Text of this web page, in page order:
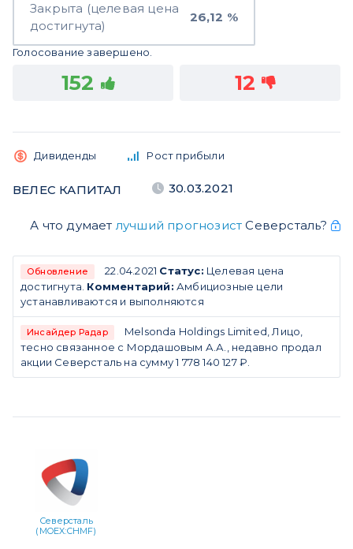
Закрыта (целевая цена
достигнута)
26,12 %
Голосование завершено.
152 12
Дивиденды Рост прибыли
ВЕЛЕС КАПИТАЛ 30.03.2021
А что думает лучший прогнозист Северсталь?
Обновление 22.04.2021 Статус: Целевая цена
достигнута. Комментарий: Амбициозные цели
устанавливаются и выполняются
Инсайдер Радар
Melsonda Holdings Limited, Лицо,
тесно связанное с Мордашовым А.А., недавно продал
акции Северсталь на сумму 1 778 140 127 ₽.
Северсталь
(MOEX:CHMF)